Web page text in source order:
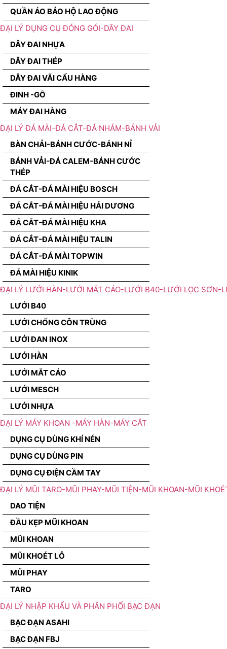
QUẦN ÁO BẢO HỘ LAO ĐỘNG
ĐẠI LÝ DỤNG CỤ ĐÓNG GÓI-DÂY ĐAI
DÂY ĐAI NHỰA
DÂY ĐAI THÉP
DÂY ĐAI VÃI CẨU HÀNG
ĐINH -GỖ
MÁY ĐAI HÀNG
ĐẠI LÝ ĐÁ MÀI-ĐÁ CẮT-ĐÁ NHÁM-BÁNH VẢI
BÀN CHẢI-BÁNH CƯỚC-BÁNH NỈ
BÁNH VẢI-ĐÁ CALEM-BÁNH CƯỚC
THÉP
ĐÁ CẮT-ĐÁ MÀI HIỆU BOSCH
ĐÁ CẮT-ĐÁ MÀI HIỆU HẢI DƯƠNG
ĐÁ CẮT-ĐÁ MÀI HIỆU KHA
ĐÁ CẮT-ĐÁ MÀI HIỆU TALIN
ĐÁ CẮT-ĐÁ MÀI TOPWIN
ĐÁ MÀI HIỆU KINIK
ĐẠI LÝ LƯỚI HÀN-LƯỚI MẮT CÁO-LƯỚI B40-LƯỚI LỌC SƠN-
LƯỚI B40
LƯỚI CHỐNG CÔN TRÙNG
LƯỚI ĐAN INOX
LƯỚI HÀN
LƯỚI MẮT CÁO
LƯỚI MESCH
LƯỚI NHỰA
ĐẠI LÝ MÁY KHOAN -MÁY HÀN-MÁY CẮT
DỤNG CỤ DÙNG KHÍ NÉN
DỤNG CỤ DÙNG PIN
DỤNG CỤ ĐIỆN CẦM TAY
ĐẠI LÝ MŨI TARO-MŨI PHAY-MŨI TIỆN-MŨI KHOAN-MŨI
DAO TIỆN
ĐẦU KẸP MŨI KHOAN
MŨI KHOAN
MŨI KHOÉT LỖ
MŨI PHAY
TARO
ĐẠI LÝ NHẬP KHẨU VÀ PHÂN PHỐI BẠC ĐẠN
BẠC ĐẠN ASAHI
BẠC ĐẠN FBJ